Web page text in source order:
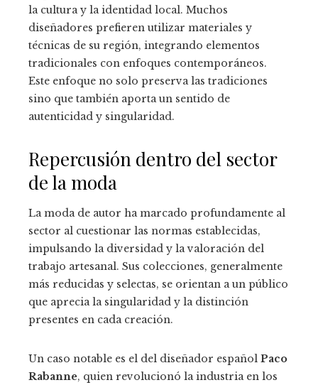
la cultura y la identidad local. Muchos
diseñadores prefieren utilizar materiales y
técnicas de su región, integrando elementos
tradicionales con enfoques contemporáneos.
Este enfoque no solo preserva las tradiciones
sino que también aporta un sentido de
autenticidad y singularidad.
Repercusión dentro del sector
de la moda
La moda de autor ha marcado profundamente al
sector al cuestionar las normas establecidas,
impulsando la diversidad y la valoración del
trabajo artesanal. Sus colecciones, generalmente
más reducidas y selectas, se orientan a un público
que aprecia la singularidad y la distinción
presentes en cada creación.
Un caso notable es el del diseñador español Paco
Rabanne, quien revolucionó la industria en los